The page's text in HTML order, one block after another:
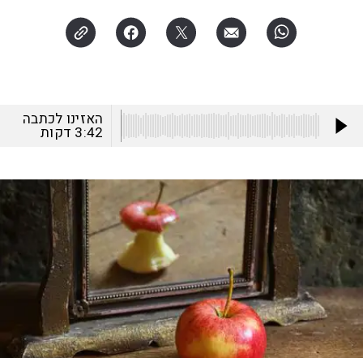
האזינו לכתבה
3:42 דקות